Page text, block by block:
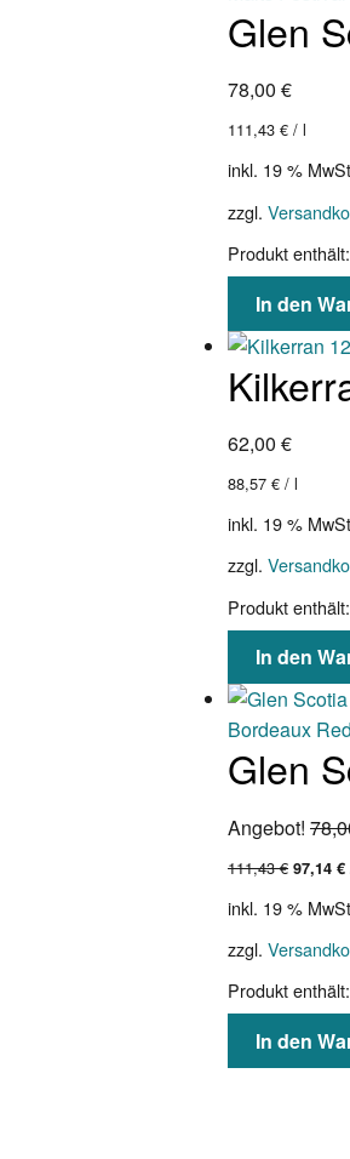
Glen
78,00€
111,43€ /l
inkl. 19 %
zzgl.
Produkt
In den
62,00€
88,57€ /l
inkl. 19 %
zzgl.
Produkt
In den
Glen
Angebot!
111,43€ 97,14€
inkl. 19 %
zzgl.
Produkt
In den